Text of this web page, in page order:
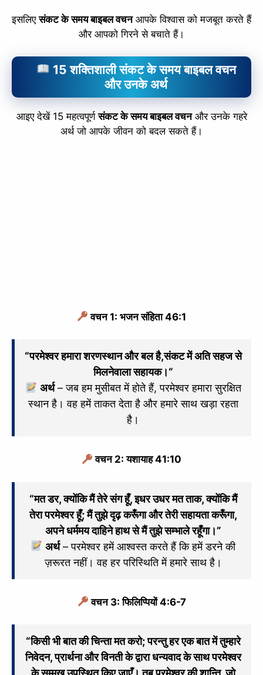
इसलिएसंकट के समय बाइबल वचनआपके विश्वास को मजबूत करते हैं
और आपको गिरने से बचाते हैं।
15 शक्तिशाली संकट के समय बाइबल वचन
और उनके अर्थ
आइए देखें 15 महत्वपूर्णसंकट के समय बाइबल वचनऔर उनके गहरे
अर्थ जो आपके जीवन को बदल सकते हैं।
वचन 1: भजन संहिता 46:1
“परमेश्‍वर हमारा शरणस्थान और बल है,संकट में अति सहज से
मिलनेवाला सहायक।“
अर्थ– जब हम मुसीबत में होते हैं, परमेश्वर हमारा सुरक्षित
स्थान है। वह हमें ताकत देता है और हमारे साथ खड़ा रहता
है।
वचन 2: यशायाह 41:10
“मत डर, क्योंकि मैं तेरे संग हूँ, इधर उधर मत ताक, क्योंकि मैं
तेरा परमेश्‍वर हूँ; मैं तुझे दृढ़ करूँगा और तेरी सहायता करूँगा,
अपने धर्ममय दाहिने हाथ से मैं तुझे सम्भाले रहूँगा।”
अर्थ– परमेश्वर हमें आश्वस्त करते हैं कि हमें डरने की
ज़रूरत नहीं। वह हर परिस्थिति में हमारे साथ है।
वचन 3: फिलिप्पियों 4:6-7
“किसी भी बात की चिन्ता मत करो; परन्तु हर एक बात में तुम्हारे
निवेदन, प्रार्थना और विनती के द्वारा धन्यवाद के साथ परमेश्‍वर